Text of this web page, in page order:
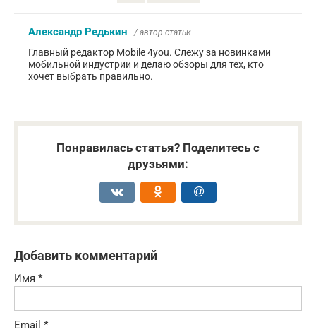
Александр Редькин / автор статьи
Главный редактор Mobile 4you. Слежу за новинками
мобильной индустрии и делаю обзоры для тех, кто
хочет выбрать правильно.
Понравилась статья? Поделитесь с
друзьями:
Добавить комментарий
Имя *
Email *